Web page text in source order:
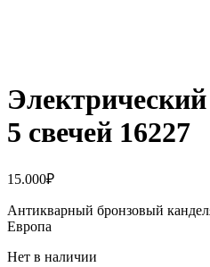
5 свечей 16227
15.000₽
Антикварный бронзовый
Европа
Нет в наличии